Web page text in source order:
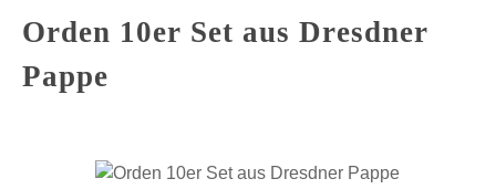
Orden 10er Set aus Dresdner
Pappe
Bildergalerie überspringen